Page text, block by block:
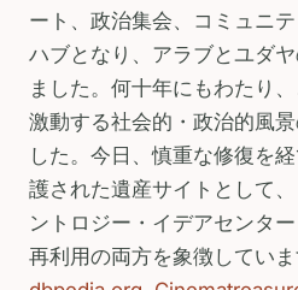
ート、政治集会、コミュニ
ハブとなり、アラブとユダ
ました。何十年にもわたり
激動する社会的・政治的風
した。今日、慎重な修復を
護された遺産サイトとして
ントロジー・イデアセンタ
再利用の両方を象徴してい